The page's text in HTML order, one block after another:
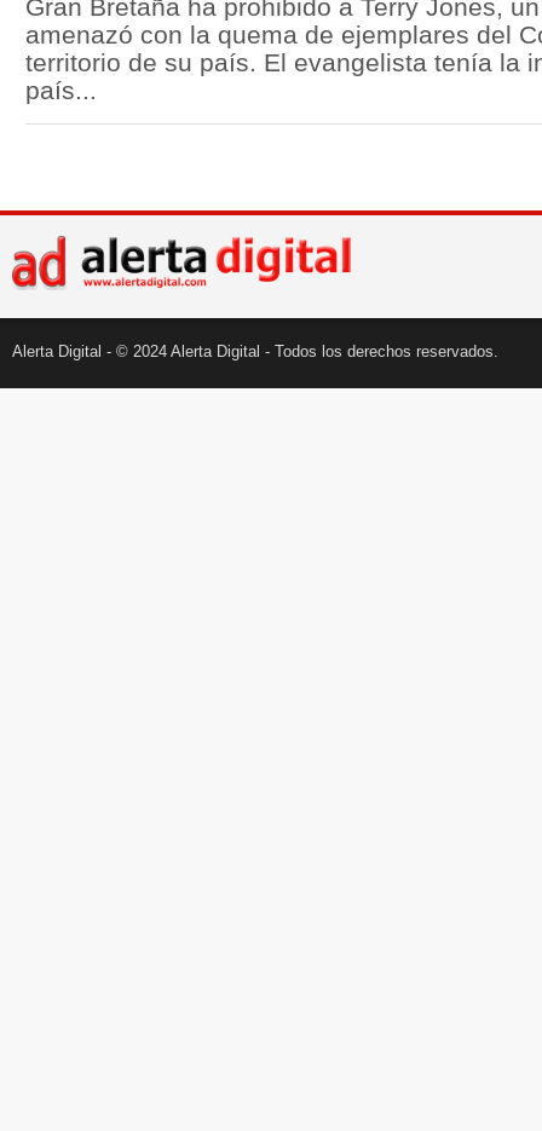
Gran Bretaña ha prohibido a Terry Jones,
amenazó con la quema de ejemplares del
territorio de su país. El evangelista tenía la
país...
Alerta Digital - © 2024 Alerta Digital - Todos los derechos reservados.